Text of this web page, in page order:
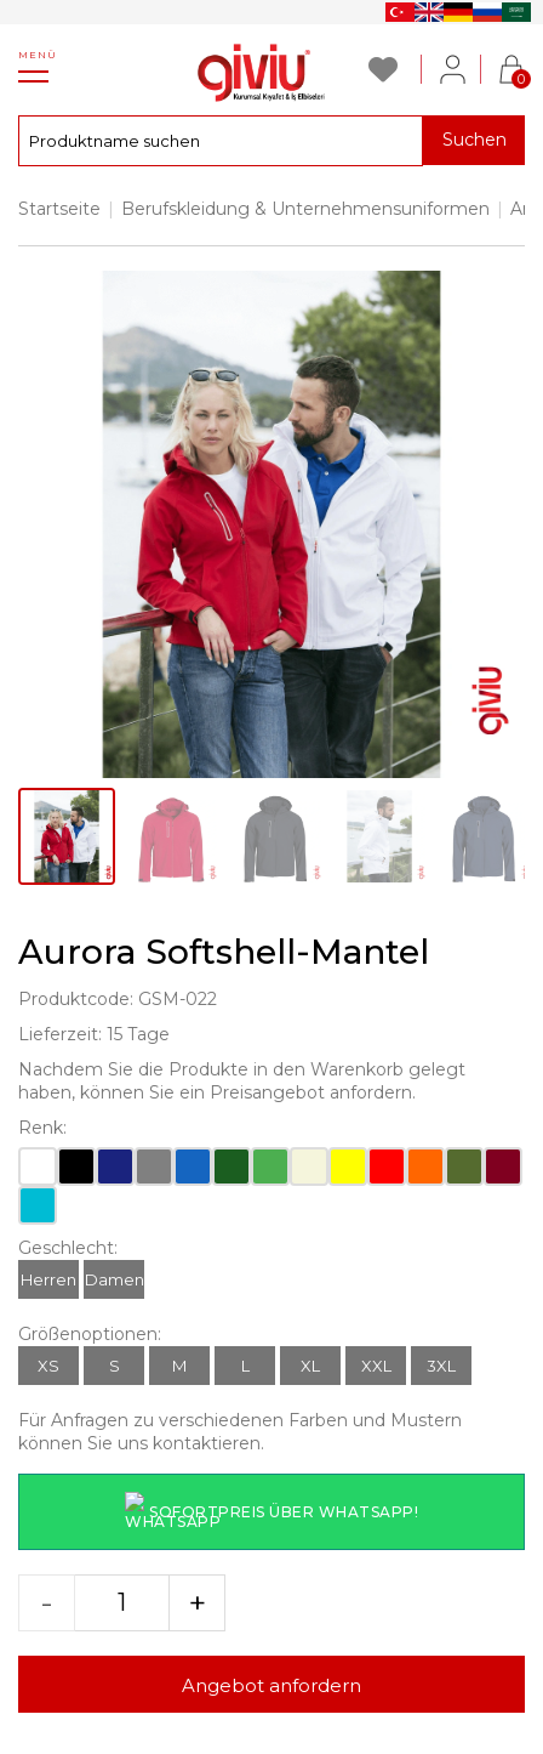
MENÜ
0
Suchen
Startseite | Berufskleidung & Unternehmensuniformen |
Aurora Softshell-Mantel
Produktcode: GSM-022
Lieferzeit: 15 Tage
Nachdem Sie die Produkte in den Warenkorb gelegt
haben, können Sie ein Preisangebot anfordern.
Renk:
Geschlecht:
Herren Damen
Größenoptionen:
XS S M L XL XXL 3XL
Für Anfragen zu verschiedenen Farben und Mustern
können Sie uns kontaktieren.
SOFORTPREIS ÜBER WHATSAPP!
- +
Angebot anfordern